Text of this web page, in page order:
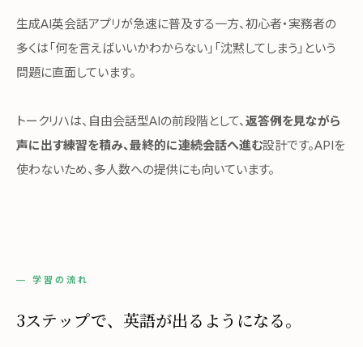
生成AI英会話アプリが急速に普及する一方、初心者・実務者の
多くは「何を言えばいいかわからない」「沈黙してしまう」という
問題に直面しています。
トークリハは、自由会話型AIの前段階として、返答例を見ながら
声に出す練習を積み、最終的に連続会話へ進む設計です。APIを
使わないため、多人数への提供にも向いています。
— 学習の流れ
3ステップで、 英語が出るようになる。